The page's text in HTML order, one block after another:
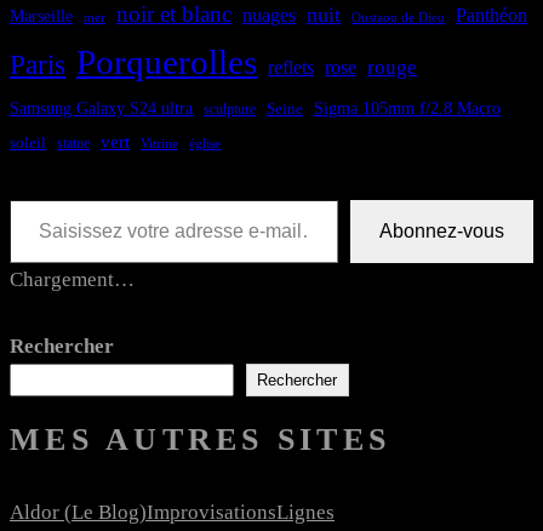
Marseille mer noir et blanc nuages nuit Oustaou de Dieu Panthéon
Paris Porquerolles reflets rose rouge
Samsung Galaxy S24 ultra sculpture Seine Sigma 105mm f/2.8 Macro
soleil statue vert Vitrine église
Saisissez votre adresse e-mail…
Abonnez-vous
Chargement…
Rechercher
Rechercher
MES AUTRES SITES
Aldor (le Blog)ImprovisationsLignes